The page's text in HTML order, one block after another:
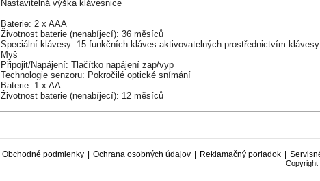
Nastavitelná výška klávesnice
Baterie: 2 x AAA
Životnost baterie (nenabíjecí): 36 měsíců
Speciální klávesy: 15 funkčních kláves aktivovatelných prostřednictvím klávesy
Myš
Připojit/Napájení: Tlačítko napájení zap/vyp
Technologie senzoru: Pokročilé optické snímání
Baterie: 1 x AA
Životnost baterie (nenabíjecí): 12 měsíců
Obchodné podmienky | Ochrana osobných údajov | Reklamačný poriadok |
Copyright